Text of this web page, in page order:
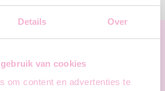
Details Over
van cookies
om content en advertenties te